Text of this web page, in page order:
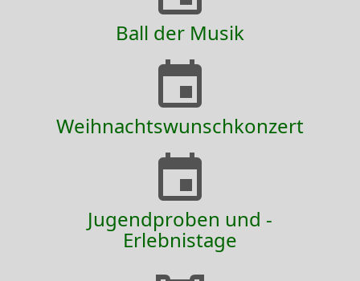
Ball der Musik
Weihnachtswunschkonzert
Jugendproben und -
Erlebnistage